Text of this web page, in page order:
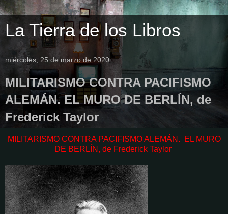
La Tierra de los Libros
miércoles, 25 de marzo de 2020
MILITARISMO CONTRA PACIFISMO
ALEMÁN. EL MURO DE BERLÍN, de
Frederick Taylor
MILITARISMO CONTRA PACIFISMO ALEMÁN. EL MURO
DE BERLÍN, de Frederick Taylor